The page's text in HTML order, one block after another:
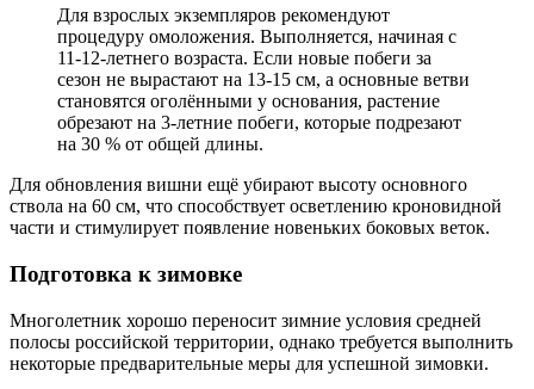
Для взрослых экземпляров рекомендуют
процедуру омоложения. Выполняется, начиная с
11-12-летнего возраста. Если новые побеги за
сезон не вырастают на 13-15 см, а основные ветви
становятся оголёнными у основания, растение
обрезают на 3-летние побеги, которые подрезают
на 30 % от общей длины.
Для обновления вишни ещё убирают высоту основного
ствола на 60 см, что способствует осветлению кроновидной
части и стимулирует появление новеньких боковых веток.
Подготовка к зимовке
Многолетник хорошо переносит зимние условия средней
полосы российской территории, однако требуется выполнить
некоторые предварительные меры для успешной зимовки.